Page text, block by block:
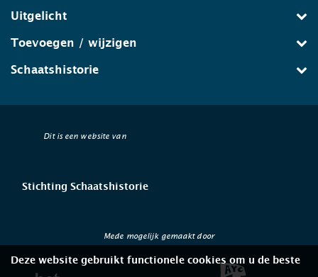
Uitgelicht
Toevoegen / wijzigen
Schaatshistorie
Dit is een website van
Stichting Schaatshistorie
Mede mogelijk gemaakt door
Deze website gebruikt functionele cookies om u de beste